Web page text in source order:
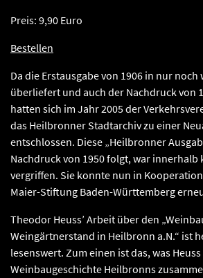
Preis: 9,90 Euro
Bestellen
Da die Erstausgabe von 1906 in nur
überliefert und auch der Nachdruck von
hatten sich im Jahr 2005 der
das Heilbronner Stadtarchiv zu einer
entschlossen. Diese „Heilbronner
Nachdruck von 1950 folgt, war innerhalb
vergriffen. Sie konnte nun in
Maier-Stiftung Baden-Württemberg
Theodor Heuss’ Arbeit über den
Weingärtnerstand in Heilbronn a.N.“ ist
lesenswert. Zum einen ist das, was
Weinbaugeschichte Heilbronns